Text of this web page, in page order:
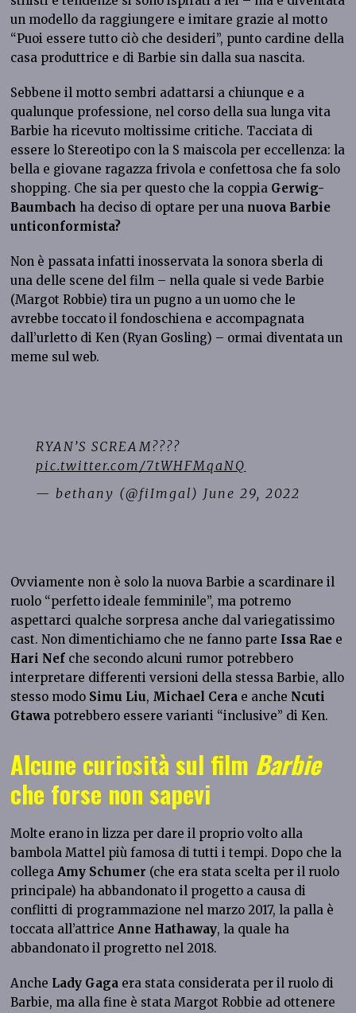
un modello da raggiungere e imitare grazie al motto
“Puoi essere tutto ciò che desideri”, punto cardine della
casa produttrice e di Barbie sin dalla sua nascita.
Sebbene il motto sembri adattarsi a chiunque e a
qualunque professione, nel corso della sua lunga vita
Barbie ha ricevuto moltissime critiche. Tacciata di
essere lo Stereotipo con la S maiscola per eccellenza: la
bella e giovane ragazza frivola e confettosa che fa solo
shopping. Che sia per questo che la coppia Gerwig-
Baumbachha deciso di optare per una nuova Barbie
unticonformista?
Non è passata infatti inosservata la sonora sberla di
una delle scene del film – nella quale si vede Barbie
(Margot Robbie) tira un pugno a un uomo che le
avrebbe toccato il fondoschiena e accompagnata
dall’urletto di Ken (Ryan Gosling) – ormai diventata un
meme sul web.
RYAN’S SCREAM????
pic.twitter.com/7tWHFMqaNQ
— bethany (@fiImgal) June 29, 2022
Ovviamente non è solo la nuova Barbie a scardinare il
ruolo “perfetto ideale femminile”, ma potremo
aspettarci qualche sorpresa anche dal variegatissimo
cast. Non dimentichiamo che ne fanno parte Issa Rae e
Hari Nef che secondo alcuni rumor potrebbero
interpretare differenti versioni della stessa Barbie, allo
stesso modo Simu Liu, Michael Cera e anche Ncuti
Gtawa potrebbero essere varianti “inclusive” di Ken.
Alcune curiosità sul film Barbie
che forse non sapevi
Molte erano in lizza per dare il proprio volto alla
bambola Mattel più famosa di tutti i tempi. Dopo che la
collegaAmy Schumer (che era stata scelta per il ruolo
principale) ha abbandonato il progetto a causa di
conflitti di programmazione nel marzo 2017, la palla è
toccata all’attriceAnne Hathaway, la quale ha
abbandonato il progretto nel 2018.
Anche Lady Gaga era stata considerata per il ruolo di
Barbie, ma alla fine è stata Margot Robbie ad ottenere